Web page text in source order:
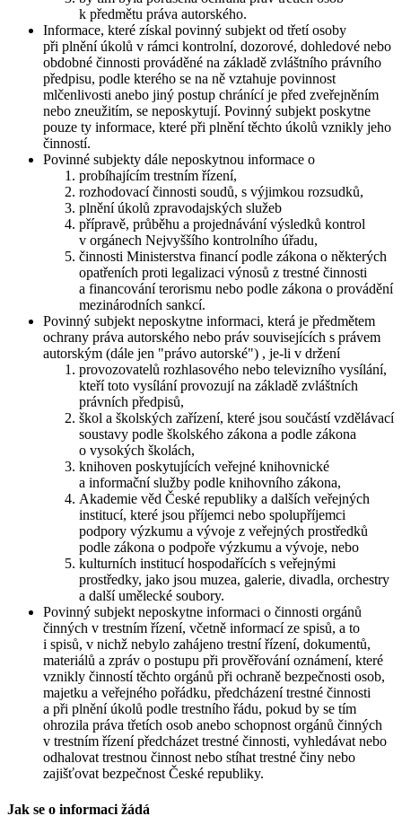
k předmětu práva autorského.
Informace, které získal povinný subjekt od třetí osoby
při plnění úkolů v rámci kontrolní, dozorové, dohledové nebo
obdobné činnosti prováděné na základě zvláštního právního
předpisu, podle kterého se na ně vztahuje povinnost
mlčenlivosti anebo jiný postup chránící je před zveřejněním
nebo zneužitím, se neposkytují. Povinný subjekt poskytne
pouze ty informace, které při plnění těchto úkolů vznikly jeho
činností.
Povinné subjekty dále neposkytnou informace o
probíhajícím trestním řízení,
rozhodovací činnosti soudů, s výjimkou rozsudků,
plnění úkolů zpravodajských služeb
přípravě, průběhu a projednávání výsledků kontrol
v orgánech Nejvyššího kontrolního úřadu,
činnosti Ministerstva financí podle zákona o některých
opatřeních proti legalizaci výnosů z trestné činnosti
a financování terorismu nebo podle zákona o provádění
mezinárodních sankcí.
Povinný subjekt neposkytne informaci, která je předmětem
ochrany práva autorského nebo práv souvisejících s právem
autorským (dále jen "právo autorské") , je-li v držení
provozovatelů rozhlasového nebo televizního vysílání,
kteří toto vysílání provozují na základě zvláštních
právních předpisů,
škol a školských zařízení, které jsou součástí vzdělávací
soustavy podle školského zákona a podle zákona
o vysokých školách,
knihoven poskytujících veřejné knihovnické
a informační služby podle knihovního zákona,
Akademie věd České republiky a dalších veřejných
institucí, které jsou příjemci nebo spolupříjemci
podpory výzkumu a vývoje z veřejných prostředků
podle zákona o podpoře výzkumu a vývoje, nebo
kulturních institucí hospodařících s veřejnými
prostředky, jako jsou muzea, galerie, divadla, orchestry
a další umělecké soubory.
Povinný subjekt neposkytne informaci o činnosti orgánů
činných v trestním řízení, včetně informací ze spisů, a to
i spisů, v nichž nebylo zahájeno trestní řízení, dokumentů,
materiálů a zpráv o postupu při prověřování oznámení, které
vznikly činností těchto orgánů při ochraně bezpečnosti osob,
majetku a veřejného pořádku, předcházení trestné činnosti
a při plnění úkolů podle trestního řádu, pokud by se tím
ohrozila práva třetích osob anebo schopnost orgánů činných
v trestním řízení předcházet trestné činnosti, vyhledávat nebo
odhalovat trestnou činnost nebo stíhat trestné činy nebo
zajišťovat bezpečnost České republiky.
Jak se o informaci žádá